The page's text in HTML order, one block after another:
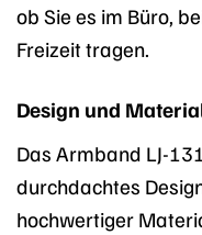
ob Sie es im Büro,
Freizeit tragen.
Design und
Das Armband LJ-
durchdachtes
hochwertiger